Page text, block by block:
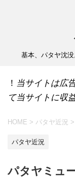
基本、パタヤ沈
！ 当サイトは広
て当サイトに収
HOME > パタヤ近況 >
パタヤ近況
パタヤミュ